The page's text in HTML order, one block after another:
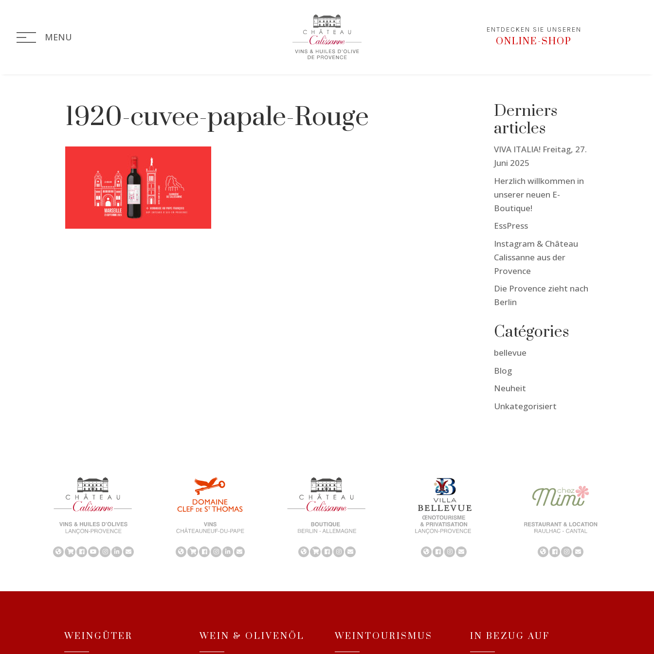
MENU
ENTDECKEN SIE UNSEREN
ONLINE-SHOP
1920-cuvee-papale-Rouge
Derniers
articles
VIVA ITALIA! Freitag, 27.
Juni 2025
Herzlich willkommen in
unserer neuen E-
Boutique!
EssPress
Instagram & Château
Calissanne aus der
Provence
Die Provence zieht nach
Berlin
Catégories
bellevue
Blog
Neuheit
Unkategorisiert
WEINGÜTER WEIN & OLIVENÖL WEINTOURISMUS IN BEZUG AUF